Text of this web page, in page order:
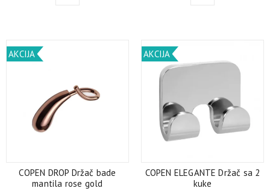
AKCIJA
COPEN DROP Držač bade
mantila rose gold
AKCIJA
COPEN ELEGANTE Držač sa 2
kuke